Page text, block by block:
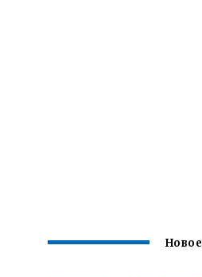
Новое